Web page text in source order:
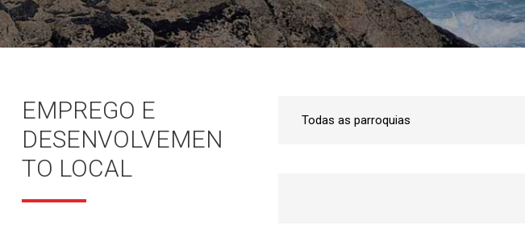
EMPREGO E
DESENVOLVEMEN
TO LOCAL